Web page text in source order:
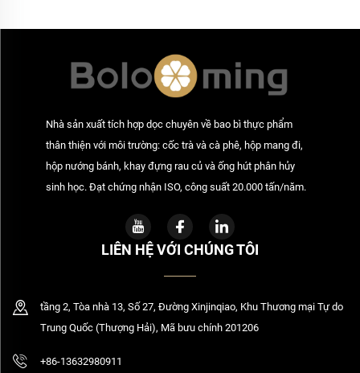
Nhà sản xuất tích hợp dọc chuyên về bao bì thực phẩm
thân thiện với môi trường: cốc trà và cà phê, hộp mang đi,
hộp nướng bánh, khay đựng rau củ và ống hút phân hủy
sinh học. Đạt chứng nhận ISO, công suất 20.000 tấn/năm.
LIÊN HỆ VỚI CHÚNG TÔI
tầng 2, Tòa nhà 13, Số 27, Đường Xinjinqiao, Khu Thương mại Tự do
Trung Quốc (Thượng Hải), Mã bưu chính 201206
+86-13632980911